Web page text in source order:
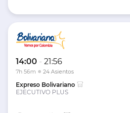
14:00 - 21:56
7h 56m 24 Asientos
Expreso Bolivariano
EJECUTIVO PLUS